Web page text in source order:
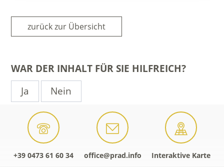
zurück zur Übersicht
WAR DER INHALT FÜR SIE HILFREICH?
Ja
Nein
+39 0473 61 60 34 office@prad.info Interaktive Karte